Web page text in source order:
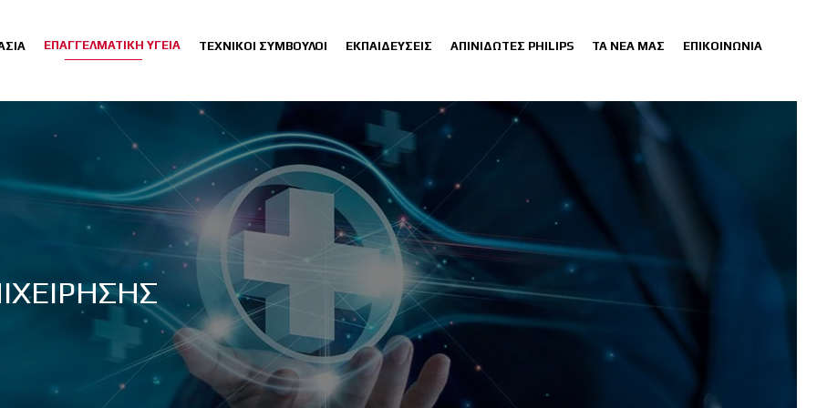
ΕΠΑΓΓΕΛΜΑΤΙΚΗ ΥΓΕΙΑ ΤΕΧΝΙΚΟΙ ΣΥΜΒΟΥΛΟΙ ΕΚΠΑΙΔΕΥΣΕΙΣ ΑΠΙΝΙΔΩΤΕΣ PHILIPS ΤΑ ΝΕΑ ΜΑΣ ΕΠΙΚΟΙΝΩΝΙΑ